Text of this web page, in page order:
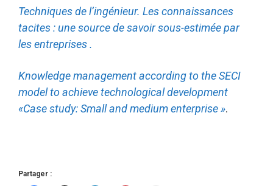
Techniques de l’ingénieur. Les connaissances
tacites : une source de savoir sous-estimée par
les entreprises .
Knowledge management according to the SECI
model to achieve technological development
«Case study: Small and medium enterprise ».
Partager :